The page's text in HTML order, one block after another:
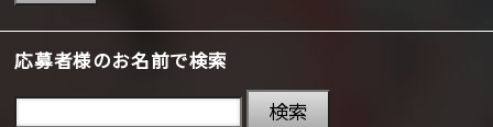
応募者様のお名前で検索
検索